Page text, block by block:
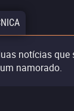
notícias que
namorado.